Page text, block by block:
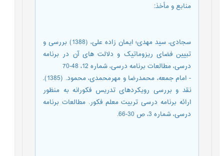
منابع و مأخذ:
سجادی، سید مهدی؛ ایمان زاده علی، (1388) بررسی و
تبیین فضای ریزوماتیک و دلالت های آن در برنامه
درسی، مطالعات برنامه درسی، شماره 12، 48-70
- امام جمعه، محمدرضا و مهرمحمدی، محمود. (1385).
نقد و بررسی رویکردهای تدریس فکورانه به منظور
ارائه برنامه درسی تربیت معلم فکور. مطالعات برنامه
درسی، شماره 3، ص 30-66.